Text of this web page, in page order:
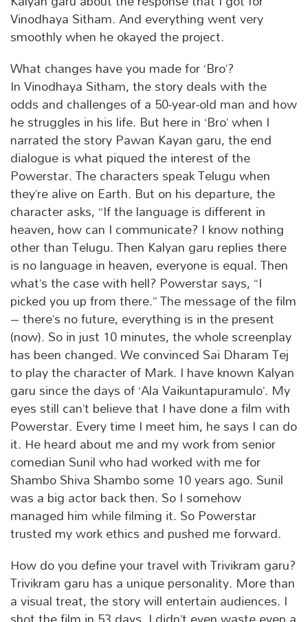
Vinodhaya Sitham. And everything went very
smoothly when he okayed the project.
What changes have you made for ‘Bro’?
In Vinodhaya Sitham, the story deals with the
odds and challenges of a 50-year-old man and how
he struggles in his life. But here in ‘Bro’ when I
narrated the story Pawan Kayan garu, the end
dialogue is what piqued the interest of the
Powerstar. The characters speak Telugu when
they’re alive on Earth. But on his departure, the
character asks, “If the language is different in
heaven, how can I communicate? I know nothing
other than Telugu. Then Kalyan garu replies there
is no language in heaven, everyone is equal. Then
what’s the case with hell? Powerstar says, “I
picked you up from there.” The message of the film
– there’s no future, everything is in the present
(now). So in just 10 minutes, the whole screenplay
has been changed. We convinced Sai Dharam Tej
to play the character of Mark. I have known Kalyan
garu since the days of ‘Ala Vaikuntapuramulo’. My
eyes still can’t believe that I have done a film with
Powerstar. Every time I meet him, he says I can do
it. He heard about me and my work from senior
comedian Sunil who had worked with me for
Shambo Shiva Shambo some 10 years ago. Sunil
was a big actor back then. So I somehow
managed him while filming it. So Powerstar
trusted my work ethics and pushed me forward.
How do you define your travel with Trivikram garu?
Trivikram garu has a unique personality. More than
a visual treat, the story will entertain audiences. I